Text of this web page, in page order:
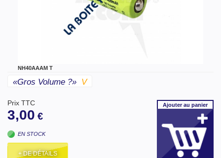
NH40AAAM T
«gros Volume ?» V
Prix TTC
3,00 €
EN STOCK
+ DE DÉTAILS
Ajouterau panier